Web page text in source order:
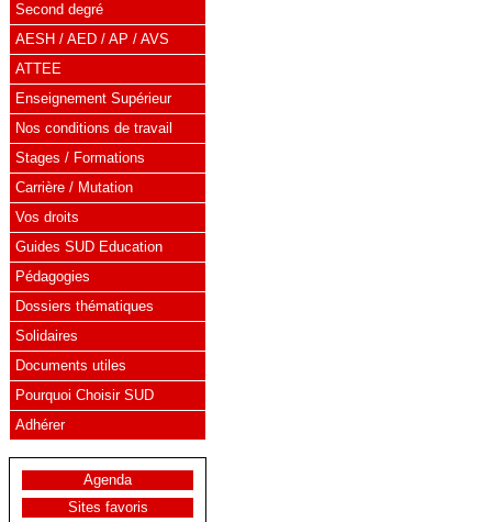
Second degré
AESH / AED / AP / AVS
ATTEE
Enseignement Supérieur
Nos conditions de travail
Stages / Formations
Carrière / Mutation
Vos droits
Guides SUD Education
Pédagogies
Dossiers thématiques
Solidaires
Documents utiles
Pourquoi Choisir SUD
Adhérer
Agenda
Sites favoris